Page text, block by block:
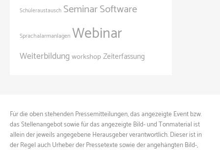
Schüleraustausch SeminarSoftware
Sprachalarmanlagen Webinar
Weiterbildung workshop Zeiterfassung
Für die oben stehenden Pressemitteilungen, das angezeigte Event bzw.
das Stellenangebot sowie für das angezeigte Bild- und Tonmaterial ist
allein der jeweils angegebene Herausgeber verantwortlich. Dieser ist in
der Regel auch Urheber der Pressetexte sowie der angehängten Bild-,